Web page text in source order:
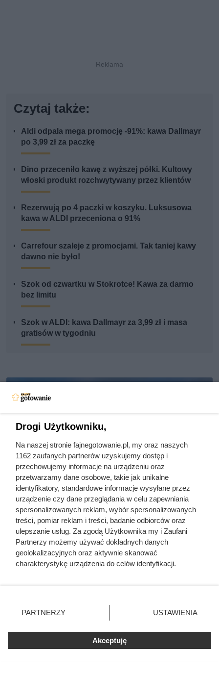
Czytaj także:
Aldi odpala mega promocję -91%: kawa Dallmayr
po 3,99 zł za paczkę
Dino przeceniło kawę z wyższej półki. Kultowy
włoski produkt rozchwytywany przez klientów
Rezerwują po 4 paczki w koszyku. Luksusowa
kawa w ALDI przeceniona o 91%
Carrefour szaleje z promocjami. Tak taniej kawy
dawno nie było!
Szok od czwartku w Stokrotce! Kawa za darmo
bez limitu
Szok w ALDI: kawa Dallmayr za 3,99 zł i masa
gratisów w tygodniu
Duża puszka 800 g za 5,49 zł w
Dino. Posiłek na 2 dni wychodzi
poniżej 6 zł
Drogi Użytkowniku,
Na naszej stronie fajnegotowanie.pl, my oraz naszych
1162 zaufanych partnerów uzyskujemy dostęp i
przechowujemy informacje na urządzeniu oraz
przetwarzamy dane osobowe, takie jak unikalne
identyfikatory, standardowe informacje wysyłane przez
urządzenie czy dane przeglądania w celu zapewniania
spersonalizowanych reklam, wybór spersonalizowanych
treści, pomiar reklam i treści, badanie odbiorców oraz
ulepszanie usług. Za zgodą Użytkownika my i Zaufani
Partnerzy możemy używać dokładnych danych
geolokalizacyjnych oraz aktywnie skanować
charakterystykę urządzenia do celów identyfikacji.
zmienić/wycofać klikając przycisk ustawień prywatności
znajdujący się w lewym dolnym rogu strony
rodzaje przetwarzania danych nie wymagają zgody
użytkownika, ale masz prawo sprzeciwić się takiemu
przetwarzaniu. Preferencje będą miały zastosowania tylko
PARTNERZY USTAWIENIA
Akceptuję